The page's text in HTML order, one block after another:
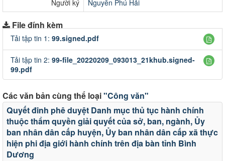
Người ký
Nguyễn Phú Hải
File đính kèm
Tải tập tin 1: 99.signed.pdf
Tải tập tin 2: 99-file_20220209_093013_21khub.signed-
99.pdf
Các văn bản cùng thể loại"Công văn"
Quyết đinh phê duyệt Danh mục thủ tục hành chính
thuộc thẩm quyền giải quyết của sở, ban, ngành, Ủy
ban nhân dân cấp huyện, Ủy ban nhân dân cấp xã thực
hiện phi địa giới hành chính trên địa bàn tỉnh Bình
Dương